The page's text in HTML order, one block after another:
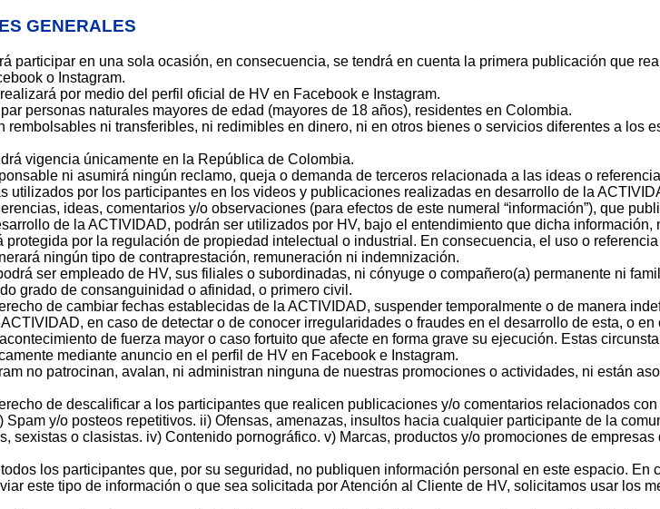
GENERALES
participar en una sola ocasión, en consecuencia, se tendrá en cuenta la primera publicación que
o Instagram.
por medio del perfil oficial de HV en Facebook e Instagram.
personas naturales mayores de edad (mayores de 18 años), residentes en Colombia.
rembolsables ni transferibles, ni redimibles en dinero, ni en otros bienes o servicios diferentes a los
vigencia únicamente en la República de Colombia.
ni asumirá ningún reclamo, queja o demanda de terceros relacionada a las ideas o
utilizados por los participantes en los videos y publicaciones realizadas en desarrollo de la
ideas, comentarios y/o observaciones (para efectos de este numeral “información”), que
de la ACTIVIDAD, podrán ser utilizados por HV, bajo el entendimiento que dicha información,
protegida por la regulación de propiedad intelectual o industrial. En consecuencia, el uso o
ningún tipo de contraprestación, remuneración ni indemnización.
ser empleado de HV, sus filiales o subordinadas, ni cónyuge o compañero(a) permanente ni
grado de consanguinidad o afinidad, o primero civil.
de cambiar fechas establecidas de la ACTIVIDAD, suspender temporalmente o de manera
en caso de detectar o de conocer irregularidades o fraudes en el desarrollo de esta, o en
de fuerza mayor o caso fortuito que afecte en forma grave su ejecución. Estas
mediante anuncio en el perfil de HV en Facebook e Instagram.
no patrocinan, avalan, ni administran ninguna de nuestras promociones o actividades, ni están
de descalificar a los participantes que realicen publicaciones y/o comentarios relacionados
Spam y/o posteos repetitivos. ii) Ofensas, amenazas, insultos hacia cualquier participante de la
sexistas o clasistas. iv) Contenido pornográfico. v) Marcas, productos y/o promociones de empresas
los participantes que, por su seguridad, no publiquen información personal en este espacio. En
este tipo de información o que sea solicitada por Atención al Cliente de HV, solicitamos usar los